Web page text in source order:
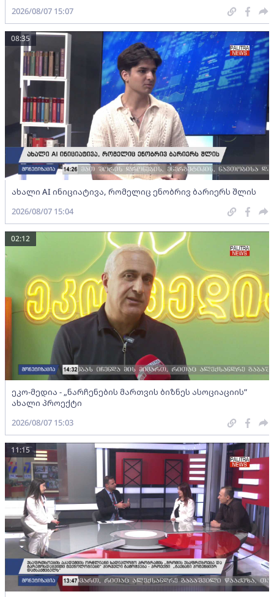
2026/08/07 15:07
ახალი AI ინიციატივა, რომელიც ენობრივ ბარიერს შლის
08:35
2026/08/07 15:04
ეკო-მედია - „ნარჩენების მართვის ბიზნეს ასოციაციის”
ახალი პროექტი
02:12
2026/08/07 15:03
11:15